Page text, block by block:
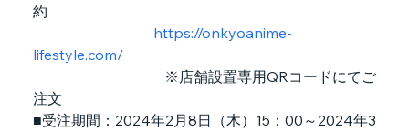
約
https://onkyoanime-
lifestyle.com/
※店舗設置専用QRコードにてご
注文
■受注期間：2024年2月8日（木）15：00～2024年3